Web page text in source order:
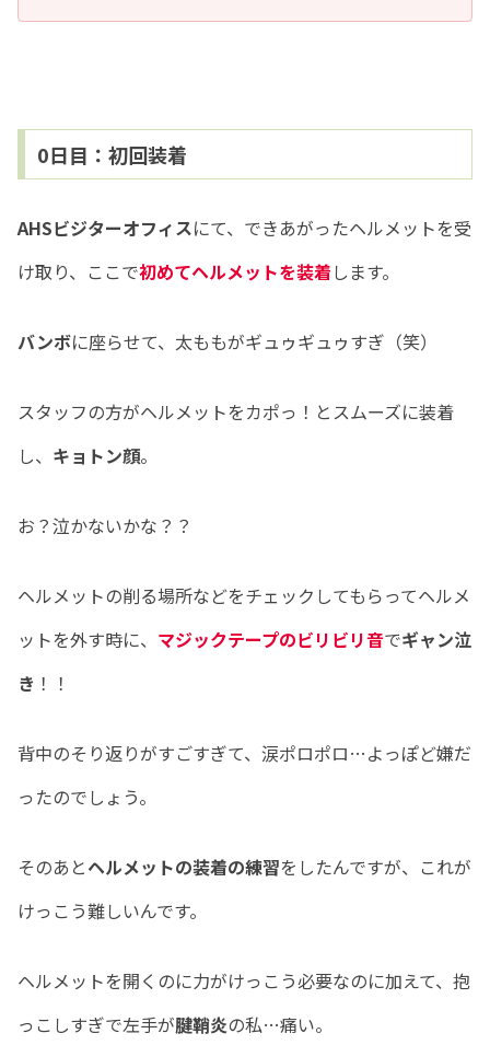
0日目：初回装着
AHSビジターオフィスにて、できあがったヘルメットを受
け取り、ここで初めてヘルメットを装着します。
バンボに座らせて、太ももがギュゥギュゥすぎ（笑）
スタッフの方がヘルメットをカポっ！とスムーズに装着
し、 キョトン顔。
お？泣かないかな？？
ヘルメットの削る場所などをチェックしてもらってヘルメ
ットを外す時に、 マジックテープのビリビリ音でギャン泣
き ！！
背中のそり返りがすごすぎて、涙ポロポロ…よっぽど嫌だ
ったのでしょう。
そのあとヘルメットの装着の練習をしたんですが、これが
けっこう難しいんです。
ヘルメットを開くのに力がけっこう必要なのに加えて、抱
っこしすぎで左手が腱鞘炎の私…痛い。